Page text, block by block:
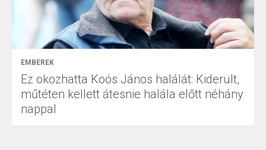
EMBEREK
Ez okozhatta Koós János halálát: Kiderült,
műtéten kellett átesnie halála előtt néhány
nappal